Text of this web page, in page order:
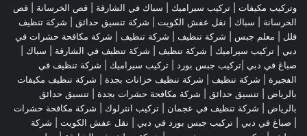
وتركيب مكيفات | تركيب سيراميك | سباك في الشارقة قص الخرسانة | قص
الخرسانة | سباك نقل عفش الكويت شركة تنسيق حدائق
شركة تنظيف
فلل
معلم جبس شركة تنظيف شركة تنظيف
شركة مكافحة حشرات في
دبي
تركيب سيراميك شركة تنظيف شركة تنظيف في الشارقة | سباك |
صباغ في دبي |تركيب جبس بورد | تركيب سيراميك
شركة تنظيف في
الفجيرة
شركة تنظيف شركة تنظيف خزانات بجدة
شركة تنظيف مكيفات
بالرياض
تنسيق حدائق شركة مكافحة حشرات بجدة
تنسيق حدائق
بالرياض
شركة تنظيف في عجمان | تركيب انترلوك | شركة مكافحة حشرات
صباغ في دبي تركيب جبس بورد في دبي نقل عفش الكويت
شركة